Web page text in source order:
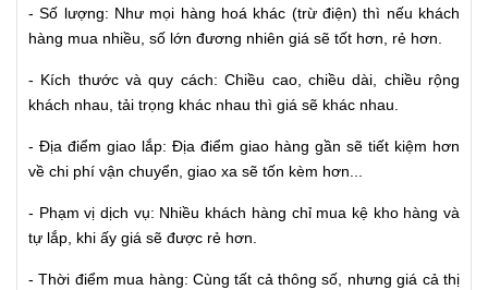
- Số lượng: Như mọi hàng hoá khác (trừ điện) thì nếu khách
hàng mua nhiều, số lớn đương nhiên giá sẽ tốt hơn, rẻ hơn.
- Kích thước và quy cách: Chiều cao, chiều dài, chiều rộng
khách nhau, tải trọng khác nhau thì giá sẽ khác nhau.
- Địa điểm giao lắp: Địa điểm giao hàng gần sẽ tiết kiệm hơn
về chi phí vận chuyển, giao xa sẽ tốn kèm hơn...
- Phạm vị dịch vụ: Nhiều khách hàng chỉ mua kệ kho hàng và
tự lắp, khi ấy giá sẽ được rẻ hơn.
- Thời điểm mua hàng: Cùng tất cả thông số, nhưng giá cả thị